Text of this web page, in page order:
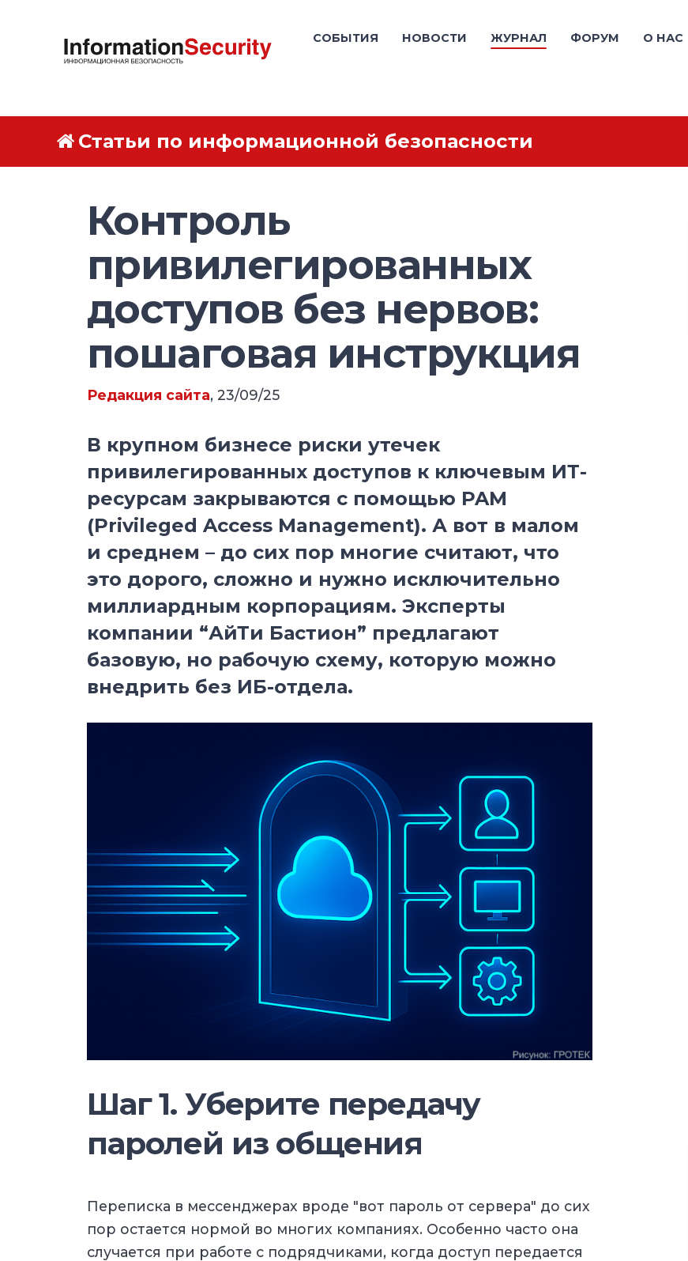
СОБЫТИЯ НОВОСТИ ЖУРНАЛ ФОРУМ О НАС
Статьи по информационной безопасности
Контроль
привилегированных
доступов без нервов:
пошаговая инструкция
Редакция сайта, 23/09/25
В крупном бизнесе риски утечек
привилегированных доступов к ключевым ИТ-
ресурсам закрываются с помощью PAM
(Privileged Access Management). А вот в малом
и среднем – до сих пор многие считают, что
это дорого, сложно и нужно исключительно
миллиардным корпорациям. Эксперты
компании “АйТи Бастион” предлагают
базовую, но рабочую схему, которую можно
внедрить без ИБ-отдела.
Шаг 1. Уберите передачу
паролей из общения
Переписка в мессенджерах вроде "вот пароль от сервера" до сих
пор остается нормой во многих компаниях. Особенно часто она
случается при работе с подрядчиками, когда доступ передается